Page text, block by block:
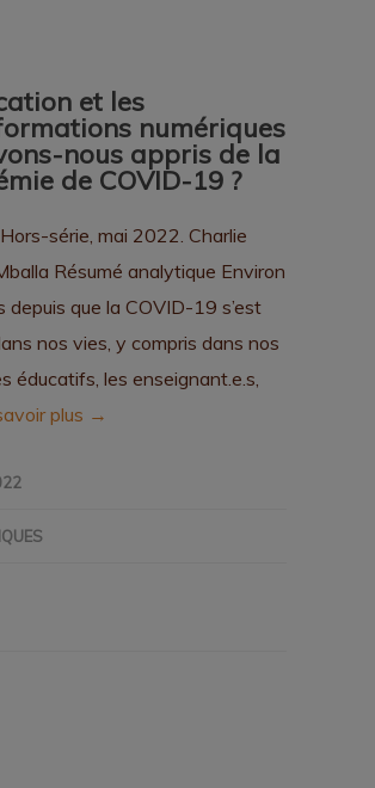
et les
numériques
nous appris de la
de COVID-19 ?
série, mai 2022. Charlie
Résumé analytique Environ
depuis que la COVID-19 s’est
nos vies, y compris dans nos
éducatifs, les enseignant.e.s,
plus →